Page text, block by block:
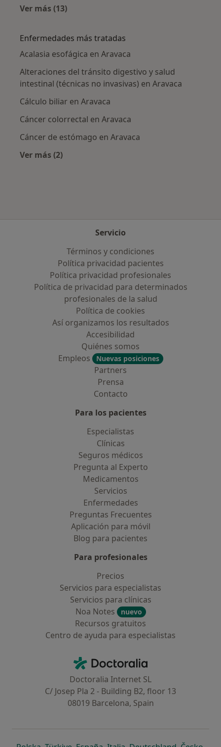
Ver más (13)
Enfermedades más tratadas
Acalasia esofágica en Aravaca
Alteraciones del tránsito digestivo y salud
intestinal (técnicas no invasivas) en Aravaca
Cálculo biliar en Aravaca
Cáncer colorrectal en Aravaca
Cáncer de estómago en Aravaca
Ver más (2)
Servicio
Términos y condiciones
Política privacidad pacientes
Política privacidad profesionales
Política de privacidad para determinados
profesionales de la salud
Política de cookies
Así organizamos los resultados
Accesibilidad
Quiénes somos
Empleos
Nuevas posiciones
Partners
Prensa
Contacto
Para los pacientes
Especialistas
Clínicas
Seguros médicos
Pregunta al Experto
Medicamentos
Servicios
Enfermedades
Preguntas Frecuentes
Aplicación para móvil
Blog para pacientes
Para profesionales
Precios
Servicios para especialistas
Servicios para clínicas
Noa Notes
nuevo
Recursos gratuitos
Centro de ayuda para especialistas
Doctoralia - Página de inicio
Doctoralia Internet SL
C/ Josep Pla 2 - Building B2, floor 13
08019 Barcelona, Spain